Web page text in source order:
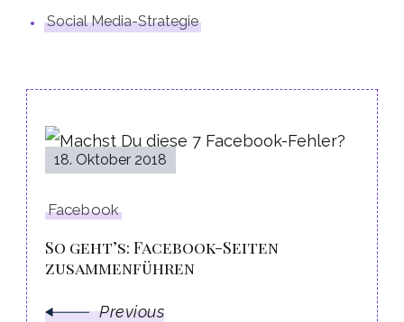
Social Media-Strategie
Post
Navigation
18. Oktober 2018
Facebook
So geht’s: Facebook-Seiten
zusammenführen
Previous